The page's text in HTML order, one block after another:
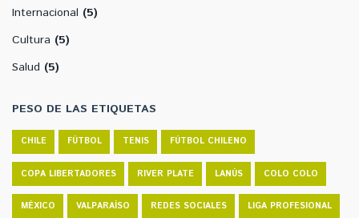
Internacional (5)
Cultura (5)
Salud (5)
PESO DE LAS ETIQUETAS
CHILE FÚTBOL TENIS FÚTBOL CHILENO
COPA LIBERTADORES RIVER PLATE LANÚS COLO COLO
MÉXICO VALPARAÍSO REDES SOCIALES LIGA PROFESIONAL